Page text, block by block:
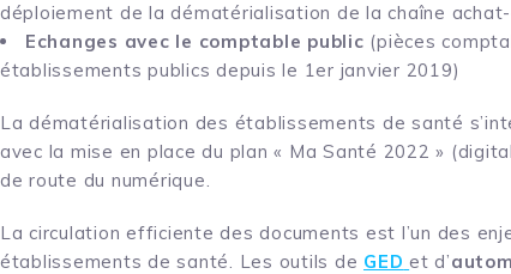
déploiement de la dématérialisation de la chaîne
Echanges avec le comptable public (pièces
établissements publics depuis le 1er janvier 2019)
La dématérialisation des établissements de santé
avec la mise en place du plan « Ma Santé 2022 »
de route du numérique.
La circulation efficiente des documents est l’un des
établissements de santé. Les outils de GED et d’